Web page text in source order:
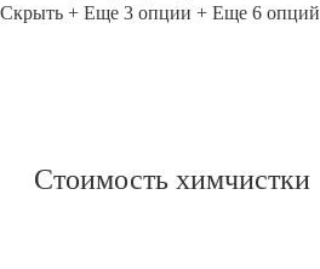
Скрыть + Еще 3 опции + Еще 6 опций
Стоимость химчистки